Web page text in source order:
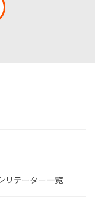
リテーター一覧